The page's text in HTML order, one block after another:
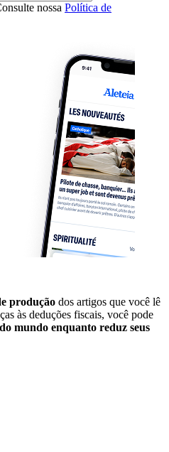
nossa Política de
produção dos artigos que você lê
às deduções fiscais, você pode
mundo enquanto reduz seus